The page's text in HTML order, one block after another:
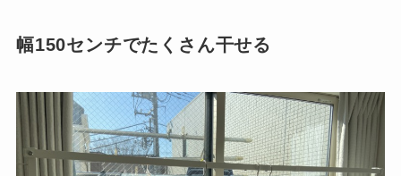
幅150センチでたくさん干せる